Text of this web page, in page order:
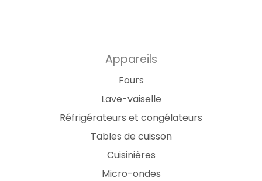
Appareils
Fours
Lave-vaiselle
Réfrigérateurs et congélateurs
Tables de cuisson
Cuisinières
Micro-ondes